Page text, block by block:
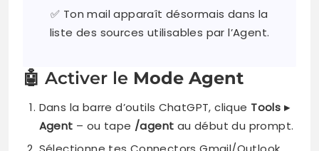
✅ Ton mail apparaît désormais dans la
liste des sources utilisables par l’Agent.
🤖 Activer le Mode Agent
Dans la barre d’outils ChatGPT, clique Tools ▸
Agent – ou tape /agent au début du prompt.